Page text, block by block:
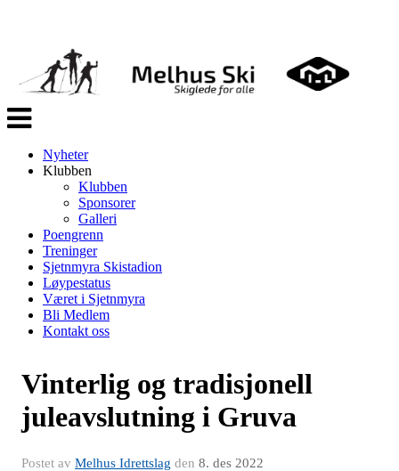
Veksle
navigasjon
Nyheter
Klubben
Klubben
Sponsorer
Galleri
Poengrenn
Treninger
Sjetnmyra Skistadion
Løypestatus
Været i Sjetnmyra
Bli Medlem
Kontakt oss
Vinterlig og tradisjonell
juleavslutning i Gruva
Postet av Melhus Idrettslag den 8. des 2022